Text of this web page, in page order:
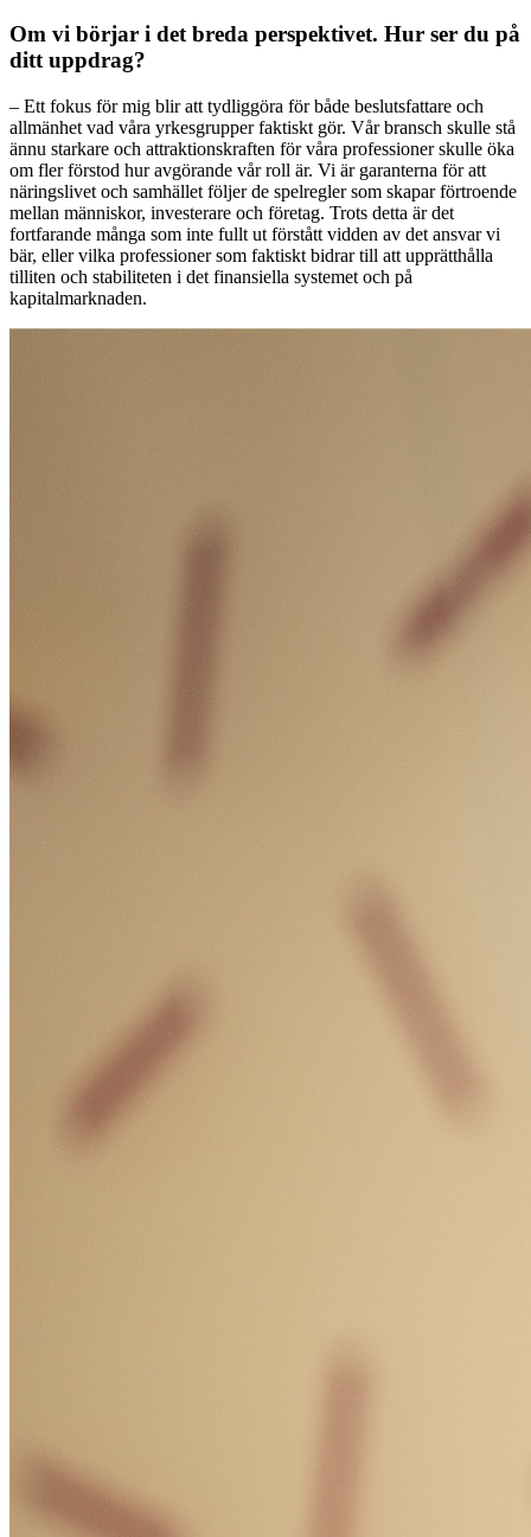
Om vi börjar i det breda perspektivet. Hur ser du på
ditt uppdrag?
– Ett fokus för mig blir att tydliggöra för både beslutsfattare och
allmänhet vad våra yrkesgrupper faktiskt gör. Vår bransch skulle stå
ännu starkare och attraktionskraften för våra professioner skulle öka
om fler förstod hur avgörande vår roll är. Vi är garanterna för att
näringslivet och samhället följer de spelregler som skapar förtroende
mellan människor, investerare och företag. Trots detta är det
fortfarande många som inte fullt ut förstått vidden av det ansvar vi
bär, eller vilka professioner som faktiskt bidrar till att upprätthålla
tilliten och stabiliteten i det finansiella systemet och på
kapitalmarknaden.